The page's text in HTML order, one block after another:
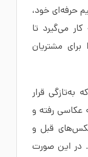
حرفه‌ای خود،
می‌گیرد تا
برای مشتریان
قرار
عکاسی رفته و
قبل و
در این صورت